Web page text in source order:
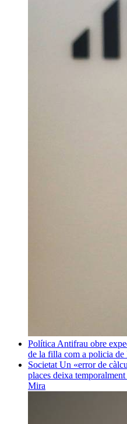
Política Antifrau obre
de la filla com a policia de
Societat Un «error de
places deixa
Mira